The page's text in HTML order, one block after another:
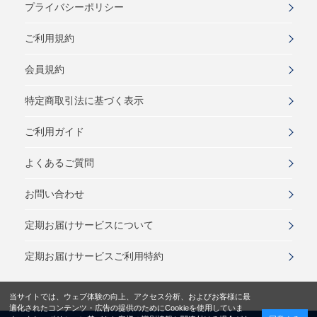
プライバシーポリシー
ご利用規約
会員規約
特定商取引法に基づく表示
ご利用ガイド
よくあるご質問
お問い合わせ
定期お届けサービスについて
定期お届けサービスご利用特約
当サイトでは、ウェブ体験の向上、アクセス分析、およびお客様に最
適化されたコンテンツ・広告の提供のためにCookieを使用していま